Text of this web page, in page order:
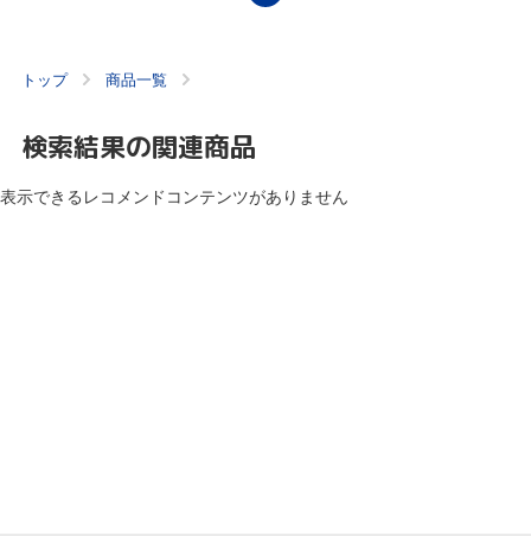
トップ 商品一覧
検索結果の関連商品
表示できるレコメンドコンテンツがありません